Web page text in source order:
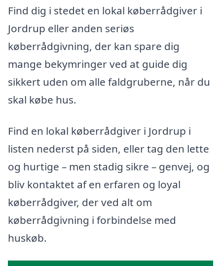
Find dig i stedet en lokal køberrådgiver i
Jordrup eller anden seriøs
køberrådgivning, der kan spare dig
mange bekymringer ved at guide dig
sikkert uden om alle faldgruberne, når du
skal købe hus.
Find en lokal køberrådgiver i Jordrup i
listen nederst på siden, eller tag den lette
og hurtige – men stadig sikre – genvej, og
bliv kontaktet af en erfaren og loyal
køberrådgiver, der ved alt om
køberrådgivning i forbindelse med
huskøb.